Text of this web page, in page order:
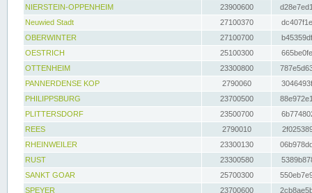
NIERSTEIN-OPPENHEIM
23900600
Neuwied Stadt
27100370
OBERWINTER
27100700
OESTRICH
25100300
OTTENHEIM
23300800
PANNERDENSE KOP
2790060
PHILIPPSBURG
23700500
PLITTERSDORF
23500700
REES
2790010
RHEINWEILER
23300130
RUST
23300580
SANKT GOAR
25700300
SPEYER
23700600